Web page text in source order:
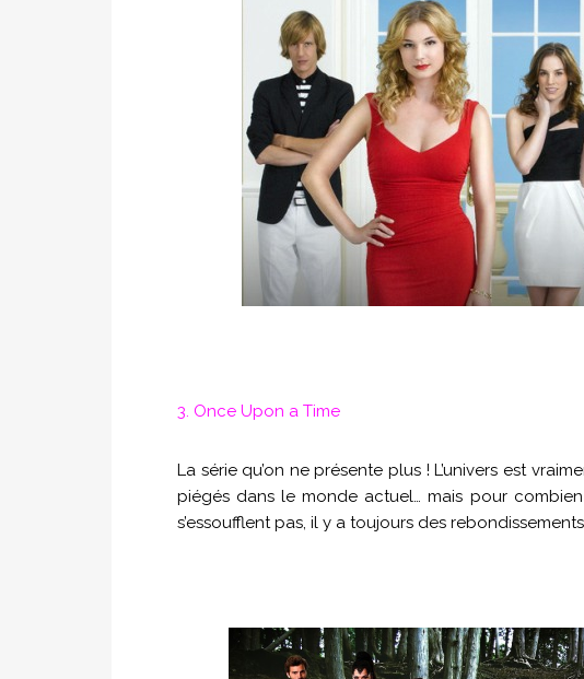
3. Once Upon a Time
La série qu’on ne présente plus ! L’univers est
piégés dans le monde actuel… mais pour combien
s’essoufflent pas, il y a toujours des